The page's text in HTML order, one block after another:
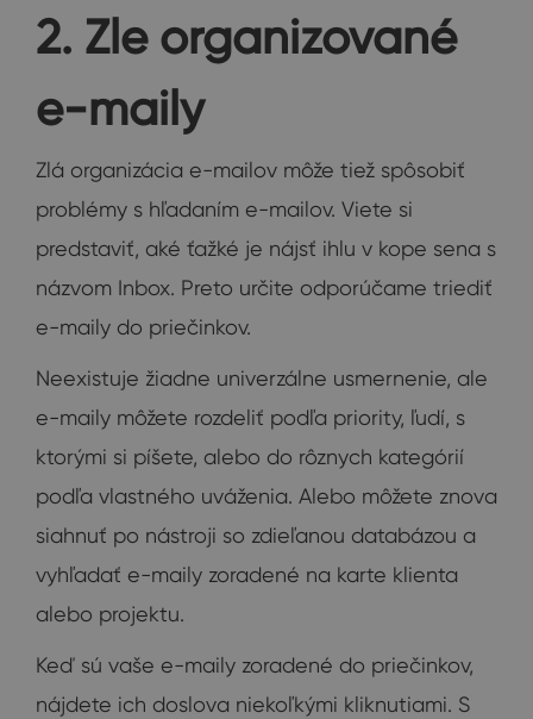
2. Zle organizované
e-maily
Zlá organizácia e-mailov môže tiež spôsobiť
problémy s hľadaním e-mailov. Viete si
predstaviť, aké ťažké je nájsť ihlu v kope sena s
názvom Inbox. Preto určite odporúčame triediť
e-maily do priečinkov.
Neexistuje žiadne univerzálne usmernenie, ale
e-maily môžete rozdeliť podľa priority, ľudí, s
ktorými si píšete, alebo do rôznych kategórií
podľa vlastného uváženia. Alebo môžete znova
siahnuť po nástroji so zdieľanou databázou a
vyhľadať e-maily zoradené na karte klienta
alebo projektu.
Keď sú vaše e-maily zoradené do priečinkov,
nájdete ich doslova niekoľkými kliknutiami. S